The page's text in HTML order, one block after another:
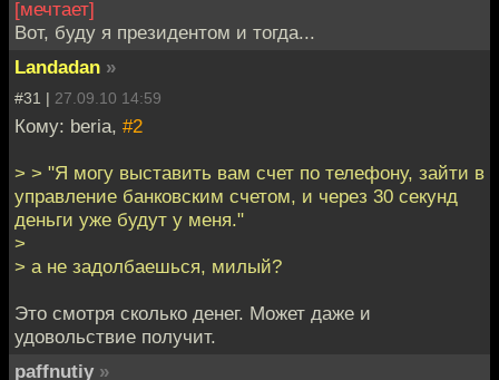
[мечтает]
Вот, буду я президентом и тогда...
Landadan »
#31 | 27.09.10 14:59
Кому: beria, #2
> > "Я могу выставить вам счет по телефону, зайти в
управление банковским счетом, и через 30 секунд
деньги уже будут у меня."
>
> а не задолбаешься, милый?
Это смотря сколько денег. Может даже и
удовольствие получит.
paffnutiy »